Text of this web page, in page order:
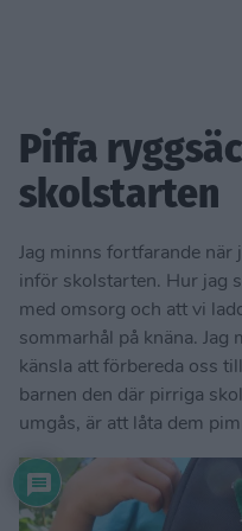
Piffa
skolstarten
Jag minns fortfarande när
inför skolstarten. Hur jag
med omsorg och att vi
sommarhål på knäna. Jag
känsla att förbereda oss
barnen den där pirriga
umgås, är att låta dem